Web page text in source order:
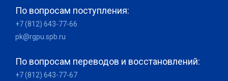
По вопросам поступления:
+7 (812) 643-77-66
pk@rgpu.spb.ru
По вопросам переводов и восстановлений:
+7 (812) 643-77-67